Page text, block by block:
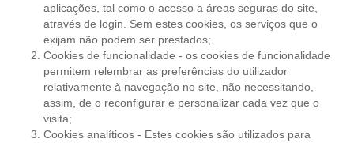
aplicações, tal como o acesso a áreas seguras do site,
através de login. Sem estes cookies, os serviços que o
exijam não podem ser prestados;
Cookies de funcionalidade - os cookies de funcionalidade
permitem relembrar as preferências do utilizador
relativamente à navegação no site, não necessitando,
assim, de o reconfigurar e personalizar cada vez que o
visita;
Cookies analíticos - Estes cookies são utilizados para